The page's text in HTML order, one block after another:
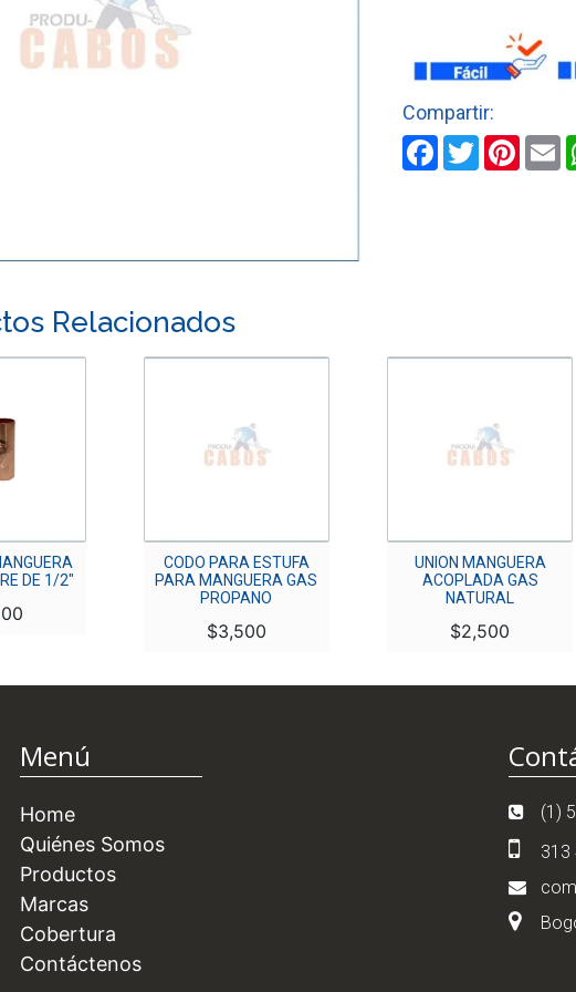
COBRE
DE
1/2"
cantidadFacebook
Twitter
Relacionados
DE 1/2″
CODO PARA ESTUFA
PARA MANGUERA GAS
PROPANO
$3,500
UNION MANGUERA
ACOPLADA GAS
NATURAL
$2,500
Menú
Home
Quiénes Somos
Productos
Marcas
Cobertura
Contáctenos
(1)
313